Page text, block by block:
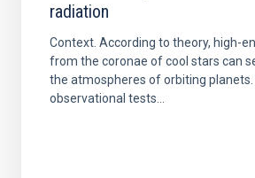
radiation
Context. According to theory, high-
from the coronae of cool stars can
the atmospheres of orbiting planets.
observational tests...